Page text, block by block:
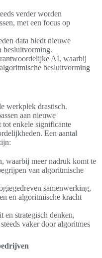
verder worden
met een focus op
data biedt nieuwe
besluitvorming.
AI, waarbij
besluitvorming
werkplek drastisch.
aan nieuwe
tot enkele significante
Een aantal
waarbij meer nadruk komt te
van algoritmische
samenwerking,
en algoritmische kracht
en strategisch denken,
vaker door algoritmes